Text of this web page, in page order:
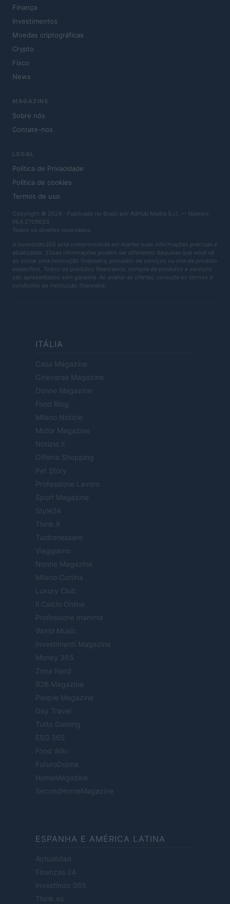
Finança
Investimentos
Moedas criptográficas
Crypto
Fisco
News
MAGAZINE
Sobre nós
Contate-nos
LEGAL
Política de Privacidade
Política de cookies
Termos de uso
Copyright © 2026 · Publicado no Brasil por AdHub Media S.r.l. — Número
REA 2729933
Todos os direitos reservados
A Investindo365 está comprometida em manter suas informações precisas e
atualizadas. Essas informações podem ser diferentes daquelas que você vê
ao visitar uma instituição financeira, provedor de serviços ou site de produto
específico. Todos os produtos financeiros, compra de produtos e serviços
são apresentados sem garantia. Ao avaliar as ofertas, consulte os termos e
condições da instituição financeira.
ITÁLIA
Casa Magazine
Cineverse Magazine
Donne Magazine
Food Blog
Milano Notizie
Motor Magazine
Notizie.it
Offerte Shopping
Pet Story
Professione Lavoro
Sport Magazine
Style24
Think.it
Tuobenessere
Viaggiamo
Nonne Magazine
Milano Cortina
Luxury Club
Il Calcio Online
Professione mamma
World Music
Investimenti Magazine
Money 365
Zona Nerd
B2B Magazine
People Magazine
Day Travel
Tutto Gaming
ESG 365
Food Wiki
FuturoDonna
HomeMagazine
SecondHomeMagazine
ESPANHA E AMÉRICA LATINA
Actualidad
Finanzas 24
Investindo 365
Think.es